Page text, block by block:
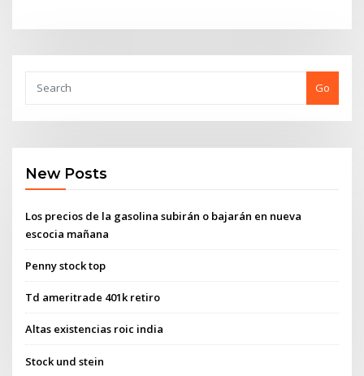
Go
New Posts
Los precios de la gasolina subirán o bajarán en nueva
escocia mañana
Penny stock top
Td ameritrade 401k retiro
Altas existencias roic india
Stock und stein